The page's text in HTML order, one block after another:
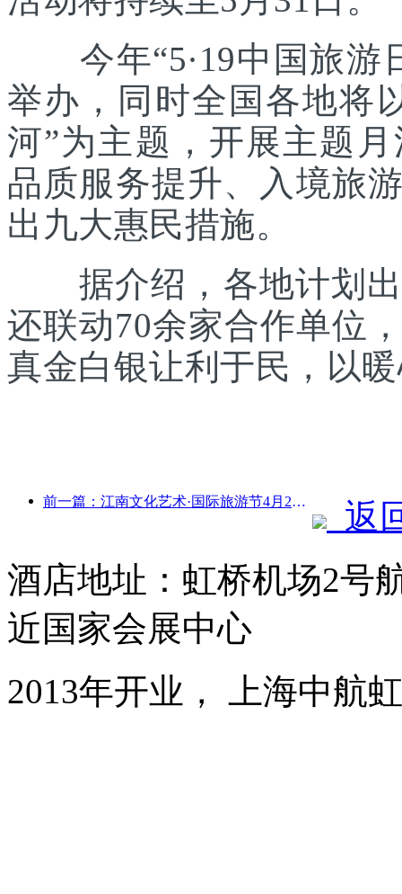
今年“5·19中国旅游
举办，同时全国各地将
河”为主题，开展主题
品质服务提升、入境旅
出九大惠民措施。
据介绍，各地计划出
还联动70余家合作单位
真金白银让利于民，以
前一篇：江南文化艺术·国际旅游节4月25日启幕
返
酒店地址：虹桥机场2号
近国家会展中心
2013年开业， 上海中